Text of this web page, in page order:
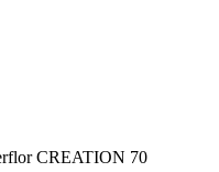
CREATION 70